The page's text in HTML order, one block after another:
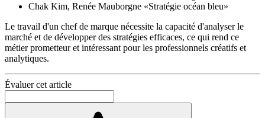
Chak Kim, Renée Mauborgne «Stratégie océan bleu»
Le travail d'un chef de marque nécessite la capacité d'analyser le
marché et de développer des stratégies efficaces, ce qui rend ce
métier prometteur et intéressant pour les professionnels créatifs et
analytiques.
Évaluer cet article